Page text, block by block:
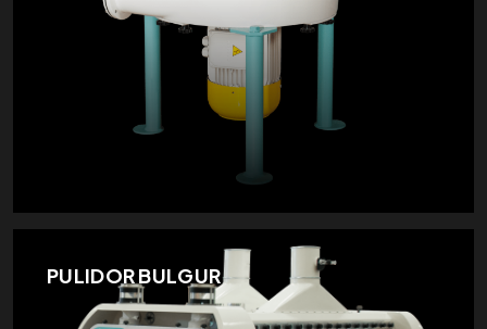
PULIDOR BULGUR